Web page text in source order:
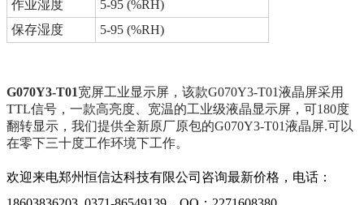
作业湿度
5-95 (%RH)
保存湿度
5-95 (%RH)
G070Y3-T01宽屏工业显示屏，该款G070Y3-T01液晶屏采用
TTL信号，一款高亮度、宽温的工业级液晶显示屏，可180度
翻转显示，我们提供全新原厂原包的G070Y3-T01液晶屏.可以
在零下三十度工作环境下工作。
欢迎来电郑州恒信达科技有限公司咨询最新价格，电话：